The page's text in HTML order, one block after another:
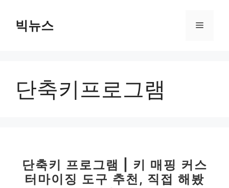
빅뉴스 메
단축키프로그램
단축키 프로그램 | 키 매핑 커스
터마이징 도구 추천, 직접 해봤